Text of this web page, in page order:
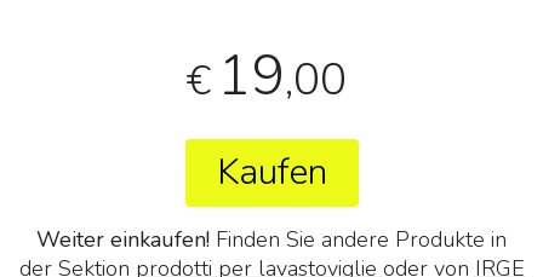
€ 19,00
Kaufen
Weiter einkaufen! Finden Sie andere Produkte in
der Sektion prodotti per lavastoviglie oder von IRGE